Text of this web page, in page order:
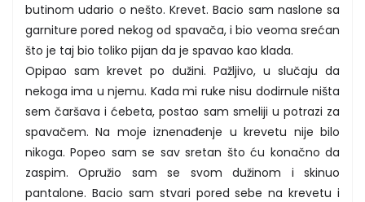
butinom udario o nešto. Krevet. Bacio sam naslone sa
garniture pored nekog od spavača, i bio veoma srećan
što je taj bio toliko pijan da je spavao kao klada.
Opipao sam krevet po dužini. Pažljivo, u slučaju da
nekoga ima u njemu. Kada mi ruke nisu dodirnule ništa
sem čaršava i ćebeta, postao sam smeliji u potrazi za
spavačem. Na moje iznenađenje u krevetu nije bilo
nikoga. Popeo sam se sav sretan što ću konačno da
zaspim. Opružio sam se svom dužinom i skinuo
pantalone. Bacio sam stvari pored sebe na krevetu i